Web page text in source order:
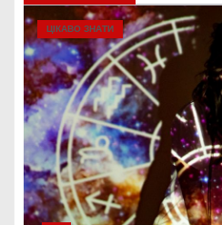
ЦІКАВО ЗНАТИ